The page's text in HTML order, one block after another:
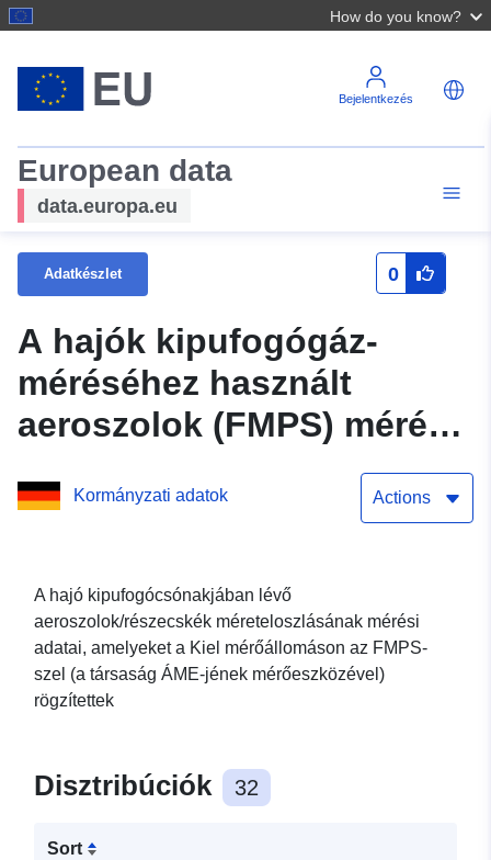
How do you know?
Bejelentkezés
European data
data.europa.eu
Adatkészlet 0
A hajók kipufogógáz-
méréséhez használt
aeroszolok (FMPS) mérési
mérőállomáson 2021 12
Kormányzati adatok Actions
A hajó kipufogócsónakjában lévő
aeroszolok/részecskék méreteloszlásának mérési
adatai, amelyeket a Kiel mérőállomáson az FMPS-
szel (a társaság ÁME-jének mérőeszközével)
rögzítettek
Disztribúciók 32
Sort